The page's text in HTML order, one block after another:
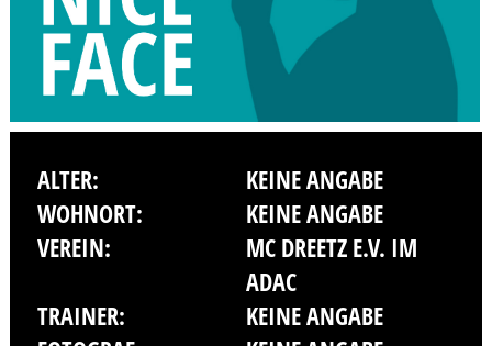
ALTER:
KEINE ANGABE
WOHNORT:
KEINE ANGABE
VEREIN:
MC DREETZ E.V. IM
ADAC
TRAINER:
KEINE ANGABE